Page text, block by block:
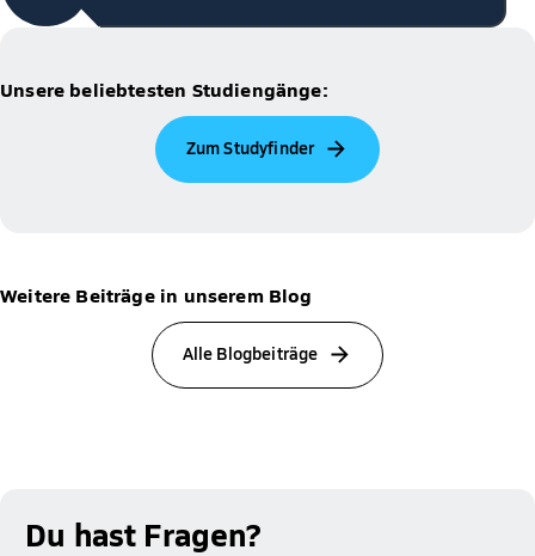
Unsere beliebtesten Studiengänge:
Zum Studyfinder
Weitere Beiträge in unserem Blog
Alle Blogbeiträge
Du hast Fragen?